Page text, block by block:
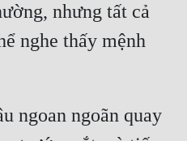
nhưng tất cả
nghe thấy mệnh
ngoan ngoãn quay